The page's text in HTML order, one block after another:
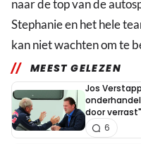
naar de top van de
Stephanie en het hele
kan niet wachten om te
MEEST GELEZEN
Jos
door verrast"
6